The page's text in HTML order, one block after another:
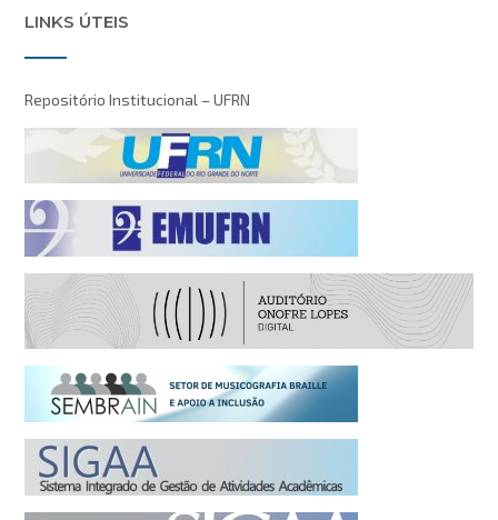
LINKS ÚTEIS
Repositório Institucional – UFRN